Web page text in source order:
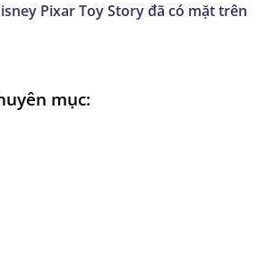
Pixar Toy Story đã có mặt trên
mục: